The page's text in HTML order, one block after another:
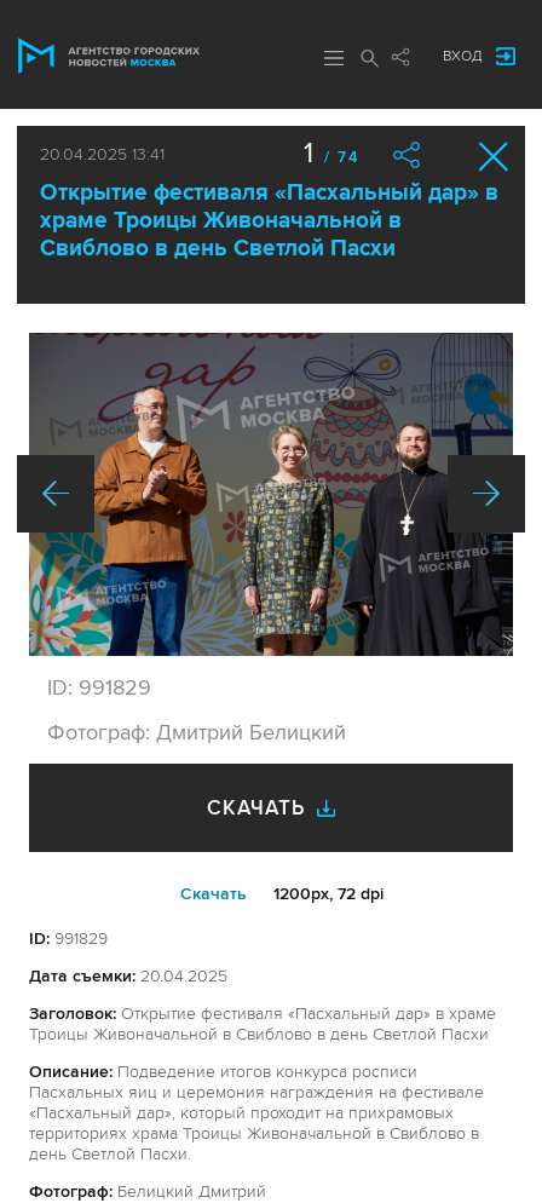
ВХОД
20.04.2025 13:41
Открытие фестиваля «Пасхальный дар» в
храме Троицы Живоначальной в
Свиблово в день Светлой Пасхи
1 / 74
ID: 991829
Фотограф: Дмитрий Белицкий
СКАЧАТЬ
Cкачать 1200px, 72 dpi
ID: 991829
Дата съемки: 20.04.2025
Заголовок: Открытие фестиваля «Пасхальный дар» в храме
Троицы Живоначальной в Свиблово в день Светлой Пасхи
Описание: Подведение итогов конкурса росписи
Пасхальных яиц и церемония награждения на фестивале
«Пасхальный дар», который проходит на прихрамовых
территориях храма Троицы Живоначальной в Свиблово в
день Светлой Пасхи.
Фотограф: Белицкий Дмитрий